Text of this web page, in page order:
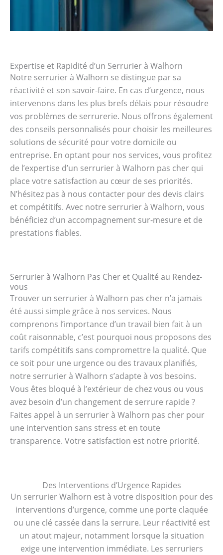
Expertise et Rapidité d’un Serrurier à Walhorn
Notre serrurier à Walhorn se distingue par sa
réactivité et son savoir-faire. En cas d’urgence, nous
intervenons dans les plus brefs délais pour résoudre
vos problèmes de serrurerie. Nous offrons également
des conseils personnalisés pour choisir les meilleures
solutions de sécurité pour votre domicile ou
entreprise. En optant pour nos services, vous profitez
de l’expertise d’un serrurier à Walhorn pas cher qui
place votre satisfaction au cœur de ses priorités.
N’hésitez pas à nous contacter pour des devis clairs
et compétitifs. Avec notre serrurier à Walhorn, vous
bénéficiez d’un accompagnement sur-mesure et de
prestations fiables.
Serrurier à Walhorn Pas Cher et Qualité au Rendez-
vous
Trouver un serrurier à Walhorn pas cher n’a jamais
été aussi simple grâce à nos services. Nous
comprenons l’importance d’un travail bien fait à un
coût raisonnable, c’est pourquoi nous proposons des
tarifs compétitifs sans compromettre la qualité. Que
ce soit pour une urgence ou des travaux planifiés,
notre serrurier à Walhorn s’adapte à vos besoins.
Vous êtes bloqué à l’extérieur de chez vous ou vous
avez besoin d’un changement de serrure rapide ?
Faites appel à un serrurier à Walhorn pas cher pour
une intervention sans stress et en toute
transparence. Votre satisfaction est notre priorité.
Des Interventions d’Urgence Rapides
Un serrurier Walhorn est à votre disposition pour des
interventions d’urgence, comme une porte claquée
ou une clé cassée dans la serrure. Leur réactivité est
un atout majeur, notamment lorsque la situation
exige une intervention immédiate. Les serruriers